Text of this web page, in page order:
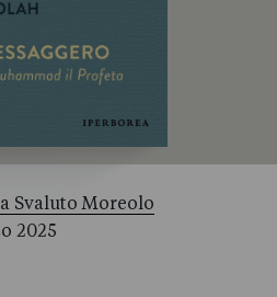
Svaluto Moreolo
2025